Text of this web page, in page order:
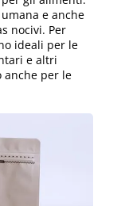
e anche
nocivi. Per
ideali per le
e altri
anche per le